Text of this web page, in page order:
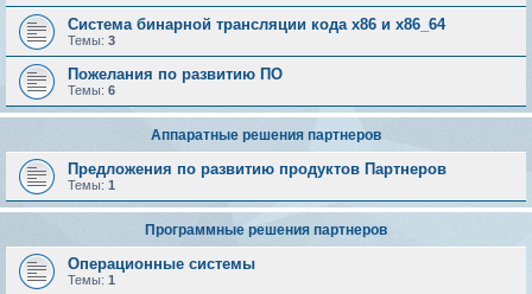
Система бинарной трансляции кода х86 и х86_64
Темы: 3
Пожелания по развитию ПО
Темы: 6
Аппаратные решения партнеров
Предложения по развитию продуктов Партнеров
Темы: 1
Программные решения партнеров
Операционные системы
Темы: 1